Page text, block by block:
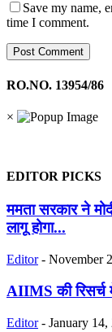
Save my name,
time I comment.
RO.NO. 13954/86
×
EDITOR PICKS
ममता सरकार ने
लागू होगा...
Editor - November
AIIMS की रिसर्च
Editor - January 14,